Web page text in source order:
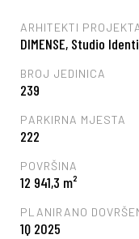
ARHITEKTI
DIMENSE, Studio
BROJ JEDINICA
239
PARKIRNA MJESTA
222
POVRŠINA
12 941,3 m²
PLANIRANO
1Q 2025